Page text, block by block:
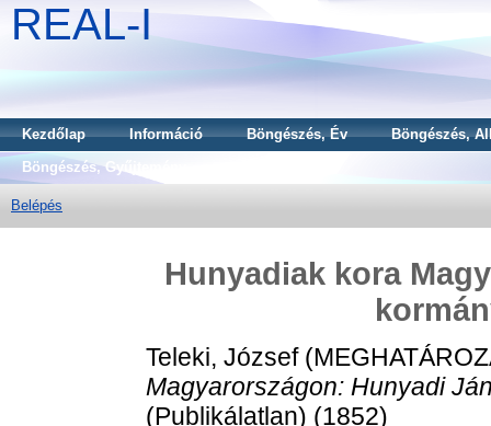
REAL-I
Kezdőlap Információ Böngészés, Év
Böngészés,
Böngészés, Gyűjtemény
Belépés
Hunyadiak kora
Teleki, József
Magyarországon: Hunyadi
(Publikálatlan) (1852)